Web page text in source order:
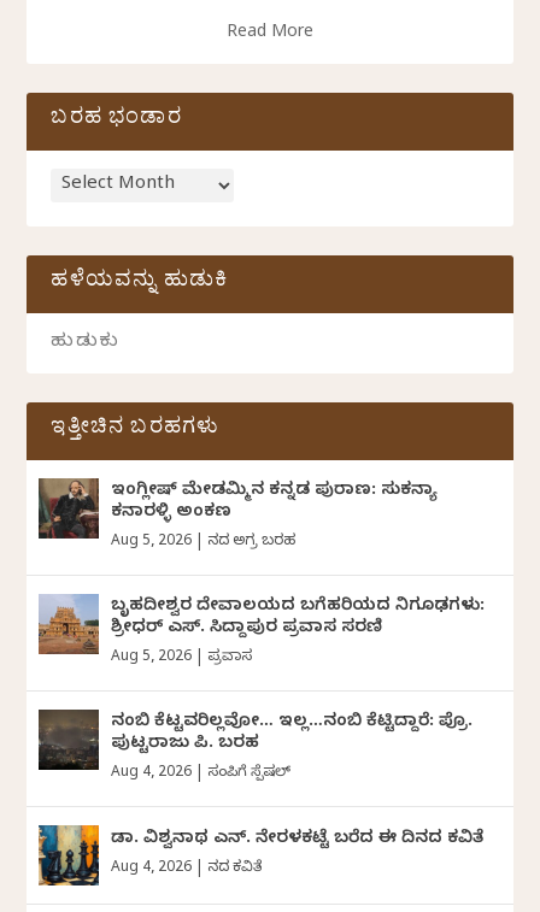
Read More
ಬರಹ ಭಂಡಾರ
ಹಳೆಯವನ್ನು ಹುಡುಕಿ
ಇತ್ತೀಚಿನ ಬರಹಗಳು
ಇಂಗ್ಲೀಷ್ ಮೇಡಮ್ಮಿನ ಕನ್ನಡ ಪುರಾಣ: ಸುಕನ್ಯಾ
ಕನಾರಳ್ಳಿ ಅಂಕಣ
Aug 5, 2026 ದಿನದ ಅಗ್ರ ಬರಹ
ಬೃಹದೀಶ್ವರ ದೇವಾಲಯದ ಬಗೆಹರಿಯದ ನಿಗೂಢಗಳು:
ಶ್ರೀಧರ್‌ ಎಸ್.‌ ಸಿದ್ದಾಪುರ ಪ್ರವಾಸ ಸರಣಿ
Aug 5, 2026 ಪ್ರವಾಸ
ನಂಬಿ ಕೆಟ್ಟವರಿಲ್ಲವೋ… ಇಲ್ಲ…ನಂಬಿ ಕೆಟ್ಟಿದ್ದಾರೆ: ಪ್ರೊ.
ಪುಟ್ಟರಾಜು ಪಿ. ಬರಹ
Aug 4, 2026 ಸಂಪಿಗೆ ಸ್ಪೆಷಲ್
ಡಾ. ವಿಶ್ವನಾಥ ಎನ್.‌ ನೇರಳಕಟ್ಟೆ ಬರೆದ ಈ ದಿನದ ಕವಿತೆ
Aug 4, 2026 ದಿನದ ಕವಿತೆ